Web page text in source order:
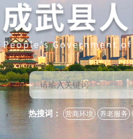
热搜词： 营商环境 养老服务